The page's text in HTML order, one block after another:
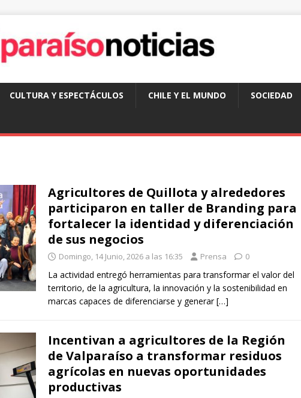
CULTURA Y ESPECTÁCULOS CHILE Y EL MUNDO SOCIEDAD
Agricultores de Quillota y alrededores
participaron en taller de Branding para
fortalecer la identidad y diferenciación
de sus negocios
Domingo, 14 Junio, 2026 a las 16:35 Prensa 0
La actividad entregó herramientas para transformar el valor del
territorio, de la agricultura, la innovación y la sostenibilidad en
marcas capaces de diferenciarse y generar[…]
Incentivan a agricultores de la Región
de Valparaíso a transformar residuos
agrícolas en nuevas oportunidades
productivas